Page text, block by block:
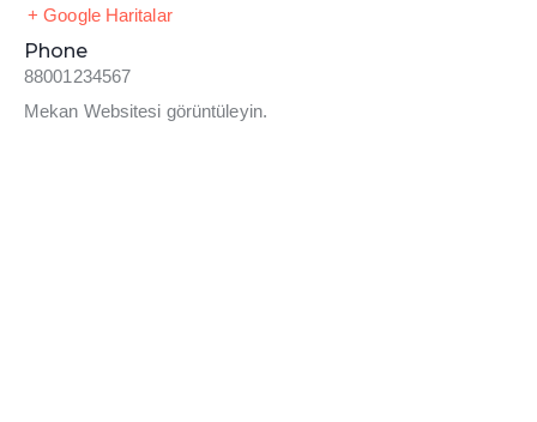
+ Google Haritalar
Phone
88001234567
Mekan Websitesi görüntüleyin.